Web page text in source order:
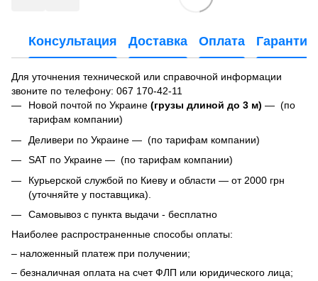
Консультация Доставка Оплата Гарантия
Для уточнения технической или справочной информации
звоните по телефону: 067 170-42-11
Новой почтой по Украине (грузы длиной до 3 м) — (по
тарифам компании)
Деливери по Украине — (по тарифам компании)
SAT по Украине — (по тарифам компании)
Курьерской службой по Киеву и области — от 2000 грн
(уточняйте у поставщика).
Самовывоз с пункта выдачи - бесплатно
Наиболее распространенные способы оплаты:
– наложенный платеж при получении;
– безналичная оплата на счет ФЛП или юридического лица;